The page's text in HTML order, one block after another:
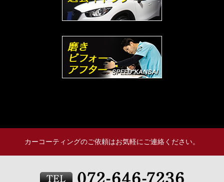
カーコーティングのご依頼はお気軽にご連絡ください。